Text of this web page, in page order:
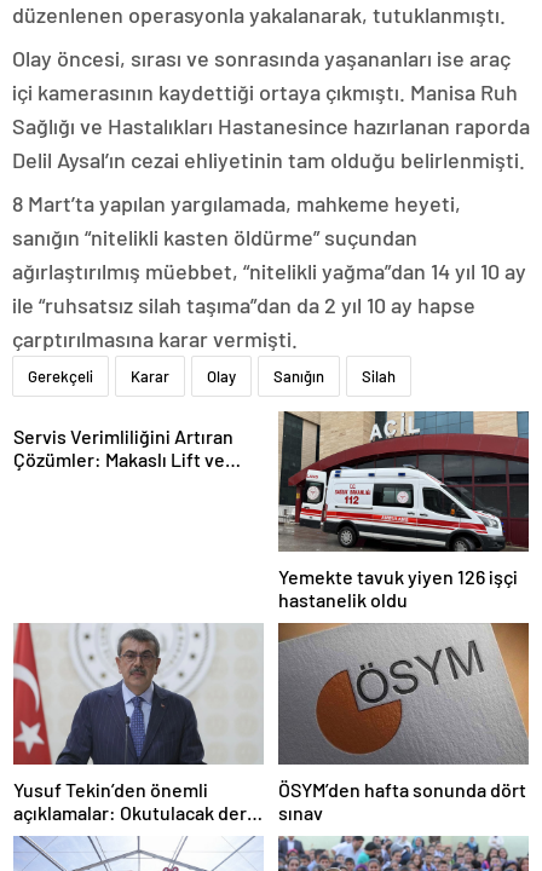
düzenlenen operasyonla yakalanarak, tutuklanmıştı.
Olay öncesi, sırası ve sonrasında yaşananları ise araç
içi kamerasının kaydettiği ortaya çıkmıştı. Manisa Ruh
Sağlığı ve Hastalıkları Hastanesince hazırlanan raporda
Delil Aysal’ın cezai ehliyetinin tam olduğu belirlenmişti.
8 Mart’ta yapılan yargılamada, mahkeme heyeti,
sanığın “nitelikli kasten öldürme” suçundan
ağırlaştırılmış müebbet, “nitelikli yağma”dan 14 yıl 10 ay
ile “ruhsatsız silah taşıma”dan da 2 yıl 10 ay hapse
çarptırılmasına karar vermişti.
Gerekçeli Karar Olay Sanığın Silah
Servis Verimliliğini Artıran
Çözümler: Makaslı Lift ve
Yemekte tavuk yiyen 126 işçi
hastanelik oldu
Yusuf Tekin’den önemli
açıklamalar: Okutulacak dersi
kalmamış öğretmene branş
değişikliği masada
ÖSYM’den hafta sonunda dört
sınav